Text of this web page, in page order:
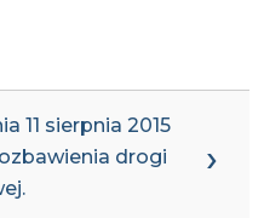
11 sierpnia 2015
drogi